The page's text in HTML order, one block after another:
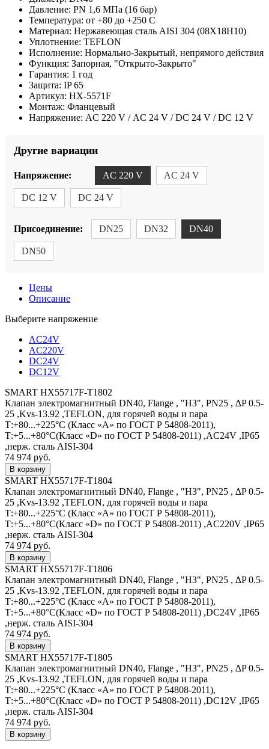
Давление: PN 1,6 МПа (16 бар)
Температура: от +80 до +250 С
Материал: Нержавеющая сталь AISI 304 (08Х18Н10)
Уплотнение: TEFLON
Исполнение: Нормально-Закрытый, непрямого действия
Функция: Запорная, "Открыто-Закрыто"
Гарантия: 1 год
Защита: IP 65
Артикул: HX-5571F
Монтаж: Фланцевый
Напряжение: AC 220 V / AC 24 V / DC 24 V / DC 12 V
Другие вариации
Напряжение: AC 220 V AC 24 V
DC 12 V DC 24 V
Присоединение: DN25 DN32 DN40
DN50
Цены
Описание
Выберите напряжение
AC24V
AC220V
DC24V
DC12V
SMART HX55717F-T1802
Клапан электромагнитный DN40, Flange , "НЗ", PN25 , ∆P 0.5-
25 ,Kvs-13.92 ,TEFLON, для горячей воды и пара
Т:+80...+225°С (Класс «А» по ГОСТ Р 54808-2011),
Т:+5...+80°С(Класс «D» по ГОСТ Р 54808-2011) ,AC24V ,IP65
,нерж. сталь AISI-304
74 974 руб.
SMART HX55717F-T1804
Клапан электромагнитный DN40, Flange , "НЗ", PN25 , ∆P 0.5-
25 ,Kvs-13.92 ,TEFLON, для горячей воды и пара
Т:+80...+225°С (Класс «А» по ГОСТ Р 54808-2011),
Т:+5...+80°С(Класс «D» по ГОСТ Р 54808-2011) ,AC220V ,IP65
,нерж. сталь AISI-304
74 974 руб.
SMART HX55717F-T1806
Клапан электромагнитный DN40, Flange , "НЗ", PN25 , ∆P 0.5-
25 ,Kvs-13.92 ,TEFLON, для горячей воды и пара
Т:+80...+225°С (Класс «А» по ГОСТ Р 54808-2011),
Т:+5...+80°С(Класс «D» по ГОСТ Р 54808-2011) ,DC24V ,IP65
,нерж. сталь AISI-304
74 974 руб.
SMART HX55717F-T1805
Клапан электромагнитный DN40, Flange , "НЗ", PN25 , ∆P 0.5-
25 ,Kvs-13.92 ,TEFLON, для горячей воды и пара
Т:+80...+225°С (Класс «А» по ГОСТ Р 54808-2011),
Т:+5...+80°С(Класс «D» по ГОСТ Р 54808-2011) ,DC12V ,IP65
,нерж. сталь AISI-304
74 974 руб.